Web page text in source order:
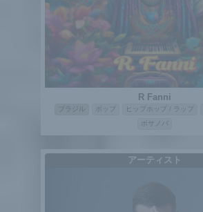
R Fanni
ブラジル ポップ ヒップホップ / ラップ
ボサノバ
アーティスト